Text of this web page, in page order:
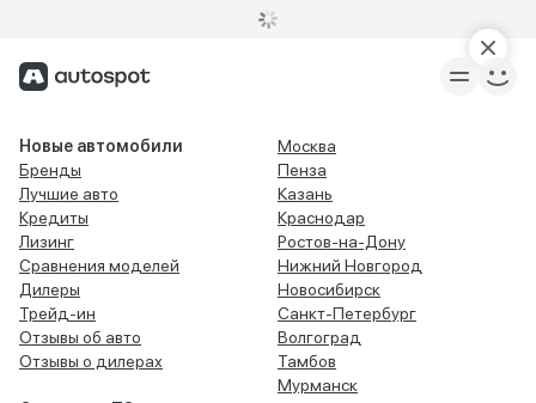
Новые автомобили
Бренды
Лучшие авто
Кредиты
Лизинг
Сравнения моделей
Дилеры
Трейд-ин
Отзывы об авто
Отзывы о дилерах
Москва
Пенза
Казань
Краснодар
Ростов-на-Дону
Нижний Новгород
Новосибирск
Санкт-Петербург
Волгоград
Тамбов
Мурманск